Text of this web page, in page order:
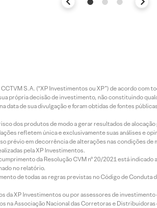
S.A. (“XP Investimentos ou XP”) de acordo
própria decisão de investimento, não constituindo
data de sua divulgação e foram obtidas de fontes
dos produtos de modo a gerar resultados de
refletem única e exclusivamente suas análises e
prévio em decorrência de alterações nas condições
pela XP Investimentos.
da Resolução CVM nº 20/2021 está indicado
no relatório.
de todas as regras previstas no Código de
XP Investimentos ou por assessores de
na Associação Nacional das Corretoras e